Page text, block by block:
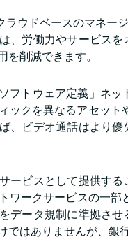
ラウドベースのマネ
、労働力やサービス
削減できます。
フトウェア定義」ネッ
ックを異なるアセット
、ビデオ通話はより
ービスとして提供す
ークサービスの一部
データ規制に準拠さ
ではありませんが、銀